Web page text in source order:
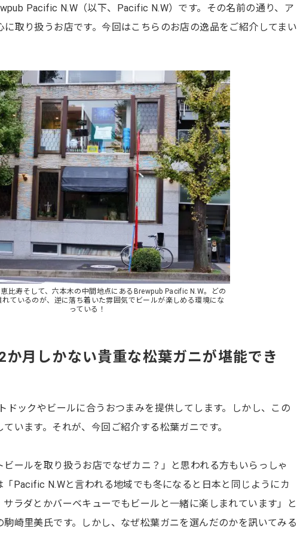
Pacific N.W（以下、Pacific N.W）です。その名前の通り、ア
に取り扱うお店です。今回はこちらのお店の逸品をご紹介してまい
比寿そして、六本木の中間地点にあるBrewpub Pacific N.W。どの
れているのが、逆に落ち着いた雰囲気でビールが楽しめる環境にな
っている！
月しかない貴重な松葉ガニが堪能でき
ドックやビールに合うおつまみを提供してします。しかし、この
います。それが、今回ご紹介する松葉ガニです。
ビールを取り扱うお店でなぜカニ？」と思われる方もいらっしゃ
「Pacific N.Wと言われる地域でも冬になると日本と同じようにカ
ラダとかバーベキューでもビールと一緒に楽しまれています」と
崎里美氏です。しかし、なぜ松葉ガニを選んだのかを訊いてみる